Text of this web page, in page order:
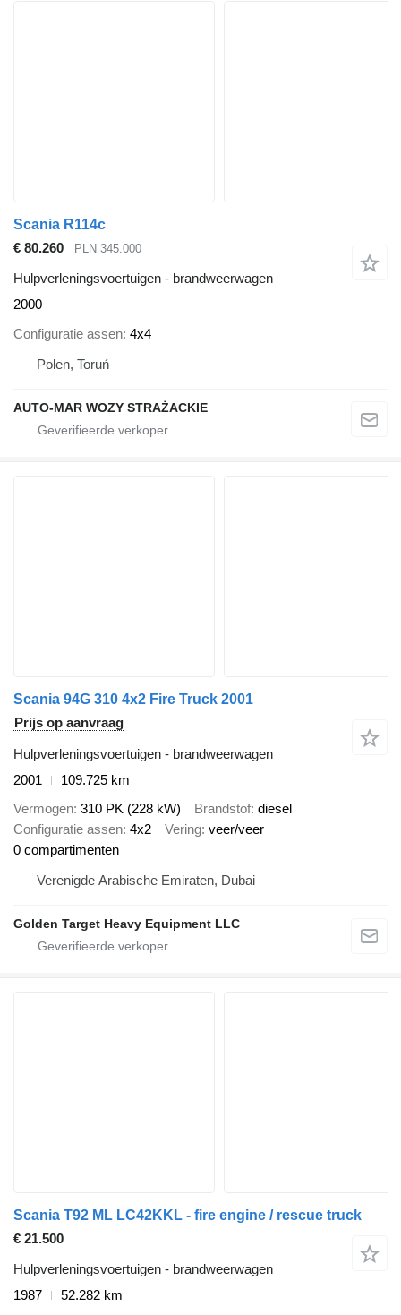
Scania R114c
€ 80.260
PLN 345.000
Hulpverleningsvoertuigen - brandweerwagen
2000
Configuratie assen 4x4
Polen, Toruń
AUTO-MAR WOZY STRAŻACKIE
Scania 94G 310 4x2 Fire Truck 2001
Prijs op aanvraag
Hulpverleningsvoertuigen - brandweerwagen
2001
109.725 km
Vermogen 310 PK (228 kW) Brandstof diesel
Configuratie assen 4x2 Vering veer/veer
0 compartimenten
Verenigde Arabische Emiraten, Dubai
Golden Target Heavy Equipment LLC
Scania T92 ML LC42KKL - fire engine / rescue truck
€ 21.500
Hulpverleningsvoertuigen - brandweerwagen
1987
52.282 km